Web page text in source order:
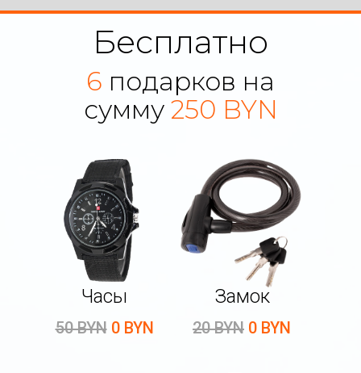
6 подарков на
сумму 250 BYN
Бесплатно
Часы
50 BYN 0 BYN 20 BYN 0 BYN
Замок